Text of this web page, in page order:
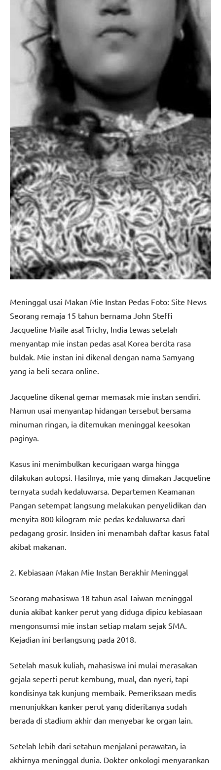
Meninggal usai Makan Mie Instan Pedas Foto: Site News
Seorang remaja 15 tahun bernama John Steffi
Jacqueline Maile asal Trichy, India tewas setelah
menyantap mie instan pedas asal Korea bercita rasa
buldak. Mie instan ini dikenal dengan nama Samyang
yang ia beli secara online.
Jacqueline dikenal gemar memasak mie instan sendiri.
Namun usai menyantap hidangan tersebut bersama
minuman ringan, ia ditemukan meninggal keesokan
paginya.
Kasus ini menimbulkan kecurigaan warga hingga
dilakukan autopsi. Hasilnya, mie yang dimakan Jacqueline
ternyata sudah kedaluwarsa. Departemen Keamanan
Pangan setempat langsung melakukan penyelidikan dan
menyita 800 kilogram mie pedas kedaluwarsa dari
pedagang grosir. Insiden ini menambah daftar kasus fatal
akibat makanan.
2. Kebiasaan Makan Mie Instan Berakhir Meninggal
Seorang mahasiswa 18 tahun asal Taiwan meninggal
dunia akibat kanker perut yang diduga dipicu kebiasaan
mengonsumsi mie instan setiap malam sejak SMA.
Kejadian ini berlangsung pada 2018.
Setelah masuk kuliah, mahasiswa ini mulai merasakan
gejala seperti perut kembung, mual, dan nyeri, tapi
kondisinya tak kunjung membaik. Pemeriksaan medis
menunjukkan kanker perut yang dideritanya sudah
berada di stadium akhir dan menyebar ke organ lain.
Setelah lebih dari setahun menjalani perawatan, ia
akhirnya meninggal dunia. Dokter onkologi menyarankan